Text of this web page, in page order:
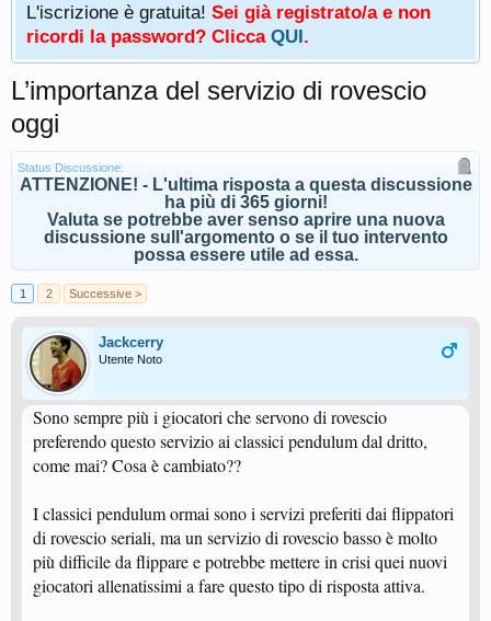
L'iscrizione è gratuita! Sei già registrato/a e non
ricordi la password? Clicca QUI.
L’importanza del servizio di rovescio
oggi
Status Discussione:
ATTENZIONE! - L'ultima risposta a questa discussione
ha più di 365 giorni!
Valuta se potrebbe aver senso aprire una nuova
discussione sull'argomento o se il tuo intervento
possa essere utile ad essa.
1 2 Successive >
Jackcerry
Utente Noto
Sono sempre più i giocatori che servono di rovescio
preferendo questo servizio ai classici pendulum dal dritto,
come mai? Cosa è cambiato??
I classici pendulum ormai sono i servizi preferiti dai flippatori
di rovescio seriali, ma un servizio di rovescio basso è molto
più difficile da flippare e potrebbe mettere in crisi quei nuovi
giocatori allenatissimi a fare questo tipo di risposta attiva.